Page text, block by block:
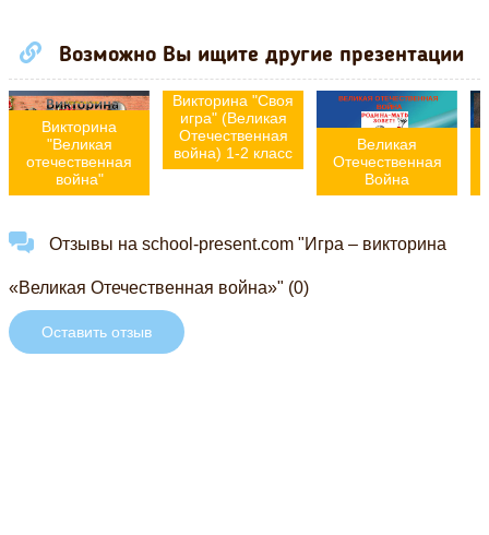
Возможно Вы ищите другие презентации
Викторина
"Великая
отечественная
война"
Викторина "Своя
игра" (Великая
Отечественная
война) 1-2 класс
Великая
Отечественная
Война
Отзывы на school-present.com "Игра – викторина
«Великая Отечественная война»" (0)
Оставить отзыв